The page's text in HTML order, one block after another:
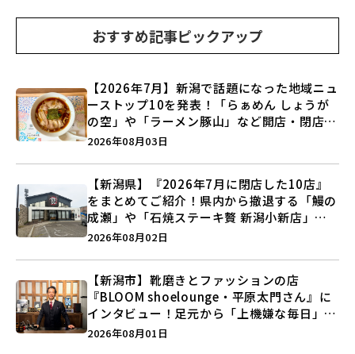
おすすめ記事ピックアップ
【2026年7月】新潟で話題になった地域ニュ
ーストップ10を発表！「らぁめん しょうが
の空」や「ラーメン豚山」など開店・閉店の
注目記事をランキングでご紹介♪
2026年08月03日
【新潟県】『2026年7月に閉店した10店』
をまとめてご紹介！県内から撤退する「鰻の
成瀬」や「石焼ステーキ贅 新潟小新店」が
営業に幕…。
2026年08月02日
【新潟市】靴磨きとファッションの店
『BLOOM shoelounge・平原太門さん』に
インタビュー！足元から「上機嫌な毎日」を
つくる装いの提案とは？
2026年08月01日